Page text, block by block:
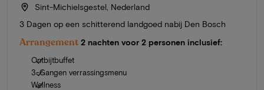
Sint-Michielsgestel, Nederland
3 Dagen op een schitterend landgoed nabij Den Bosch
Arrangement 2 nachten voor 2 personen inclusief:
Ontbijtbuffet
3-Gangen verrassingsmenu
Wellness